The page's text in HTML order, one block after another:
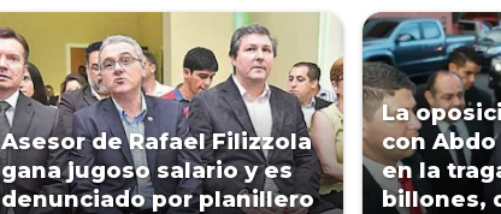
Asesor de Rafael Filizzola
gana jugoso salario y es
denunciado por planillero
La
con
en la
billones,